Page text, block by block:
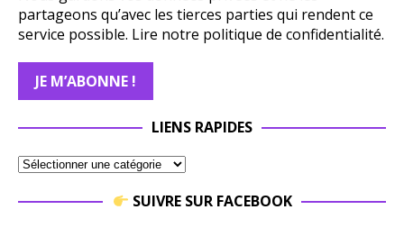
partageons qu’avec les tierces parties qui rendent ce
service possible. Lire notre politique de confidentialité.
LIENS RAPIDES
SUIVRE SUR FACEBOOK